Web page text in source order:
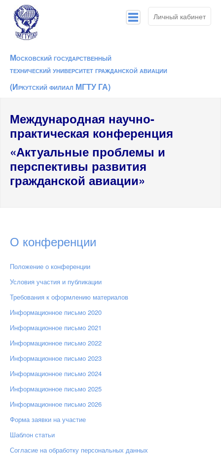
Личный кабинет
Новости
О конференции
Программный комитет
Архив
Контакты
Московский государственный
технический университет гражданской авиации
(Иркутский филиал МГТУ ГА)
Международная научно-
практическая конференция
«Актуальные проблемы и
перспективы развития
гражданской авиации»
О конференции
Положение о конференции
Условия участия и публикации
Требования к оформлению материалов
Информационное письмо 2020
Информационное письмо 2021
Информационное письмо 2022
Информационное письмо 2023
Информационное письмо 2024
Информационное письмо 2025
Информационное письмо 2026
Форма заявки на участие
Шаблон статьи
Согласие на обработку персональных данных